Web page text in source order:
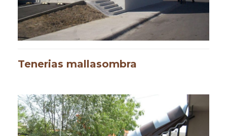
Tenerias mallasombra